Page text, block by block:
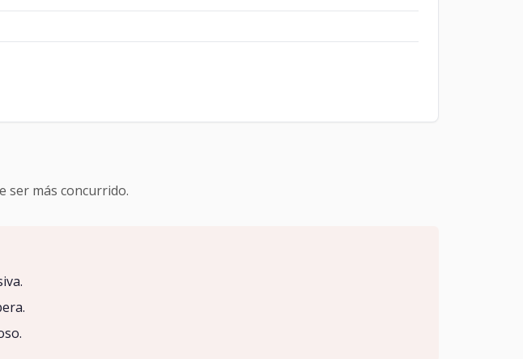
ser más concurrido.